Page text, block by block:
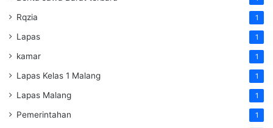
Rqzia 1
Lapas 1
kamar 1
Lapas Kelas 1 Malang 1
Lapas Malang 1
Pemerintahan 1